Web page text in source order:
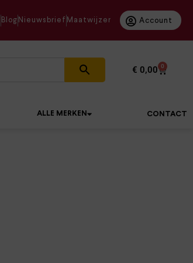
Blog Nieuwsbrief Maatwijzer Account
€ 0,00 0
ALLE MERKEN CONTACT